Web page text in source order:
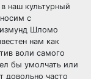
наш культурный
с
Шломо
нам как
воли самого
бы умолчать или
довольно часто